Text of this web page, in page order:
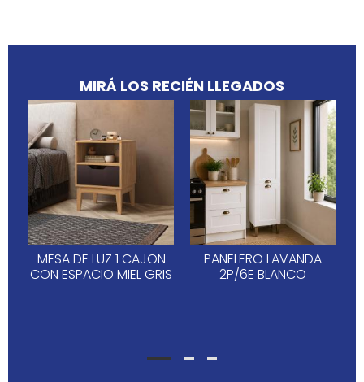
MIRÁ LOS RECIÉN LLEGADOS
MESA DE LUZ 1 CAJON
CON ESPACIO MIEL GRIS
PANELERO LAVANDA
2P/6E BLANCO